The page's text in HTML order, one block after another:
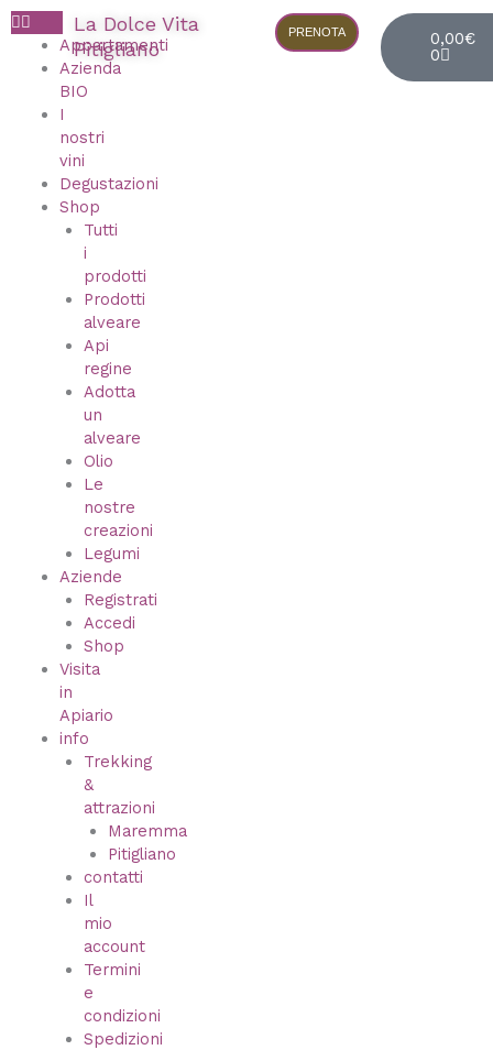
Vai
contenuto
Appartamenti
Azienda
BIO
I
nostri
vini
Degustazioni
Shop
Tutti
i
prodotti
Prodotti
alveare
Api
regine
Adotta
un
alveare
Olio
Le
nostre
creazioni
Legumi
Aziende
Registrati
Accedi
Shop
Visita
in
Apiario
info
Trekking
&
attrazioni
Maremma
Pitigliano
contatti
Il
mio
account
Termini
e
condizioni
Spedizioni
La Dolce Vita
Pitigliano
PRENOTA 0,00€
0
Cart